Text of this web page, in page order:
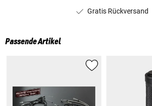
Gratis Rückversand
Passende Artikel